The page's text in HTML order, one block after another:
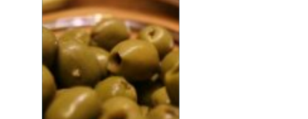
det direkt. I en stad som
Göteborg, med äldre
landshövdingehus,
moderna nybyggen och
allt däremellan, ...